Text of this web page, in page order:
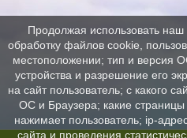
Продолжая использовать наш
обработку файлов cookie,
местоположении; тип и версия
устройства и разрешение его
на сайт пользователь; с какого
ОС и Браузера; какие страницы
нажимает пользователь; ip-
сайта и проведения